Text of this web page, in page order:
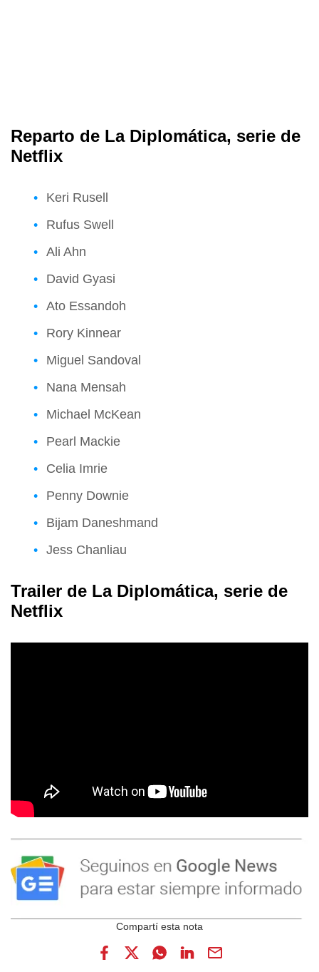
Reparto de La Diplomática, serie de
Netflix
Keri Rusell
Rufus Swell
Ali Ahn
David Gyasi
Ato Essandoh
Rory Kinnear
Miguel Sandoval
Nana Mensah
Michael McKean
Pearl Mackie
Celia Imrie
Penny Downie
Bijam Daneshmand
Jess Chanliau
Trailer de La Diplomática, serie de
Netflix